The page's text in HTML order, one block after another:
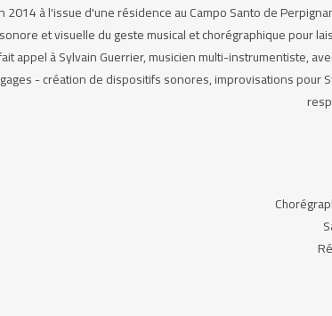
2014 à l'issue d'une résidence au Campo Santo de
et visuelle du geste musical et chorégraphique pour
appel à Sylvain Guerrier, musicien multi-instrumentiste,
- création de dispositifs sonores, improvisations pour